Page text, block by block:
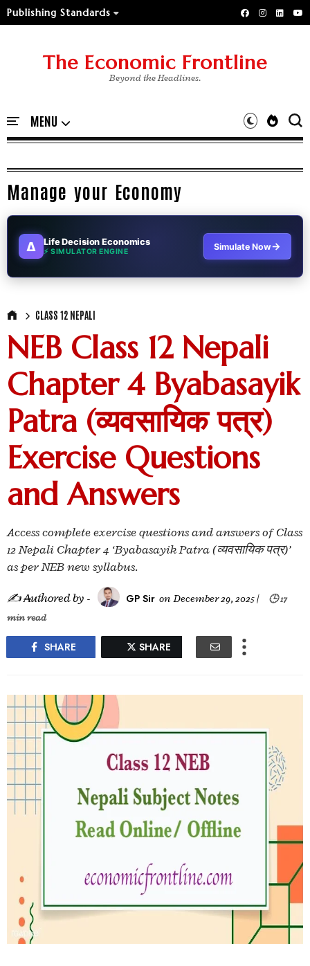
Publishing Standards
The Economic Frontline
Beyond the Headlines.
Manage your Economy
∆ Life Decision Economics
⚡ SIMULATOR ENGINE Simulate Now→
CLASS 12 NEPALI
NEB Class 12 Nepali
Chapter 4 Byabasayik
Patra (व्यवसायिक पत्र)
Exercise Questions
and Answers
Access complete exercise questions and answers of Class
12 Nepali Chapter 4 ‘Byabasayik Patra (व्यवसायिक पत्र)’
as per NEB new syllabus.
✍ ₳uthored by - GP Sir on December 29, 2025|
🕒 17
min read
SHARE SHARE